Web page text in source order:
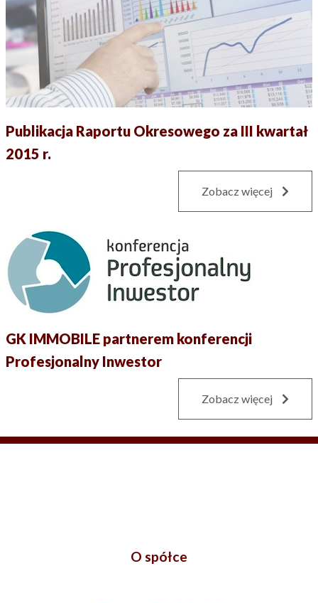
Publikacja Raportu Okresowego za III kwartał
2015 r.
Zobacz więcej
GK IMMOBILE partnerem konferencji
Profesjonalny Inwestor
Zobacz więcej
O spółce